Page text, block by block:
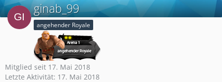
ginab_99
angehender Royale
Mitglied seit 17. Mai 2018
Letzte Aktivität: 17. Mai 2018